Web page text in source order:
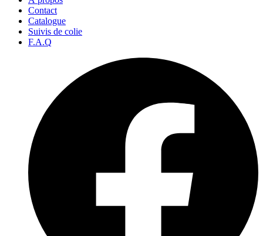
Contact
Catalogue
Suivis de colie
F.A.Q